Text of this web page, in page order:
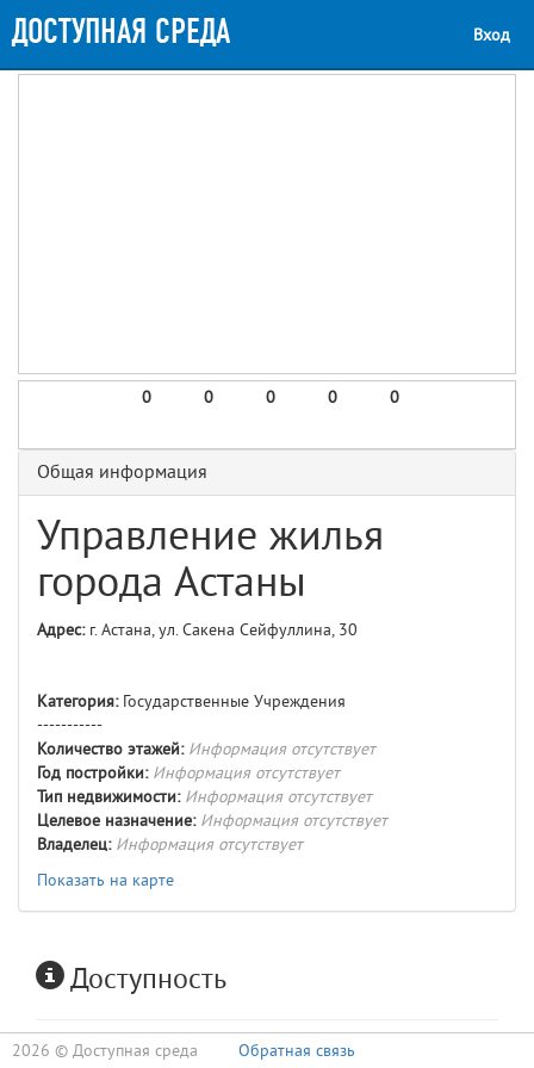
ДОСТУПНАЯ СРЕДА Вход
0 0 0 0 0
Общая информация
Управление жилья
города Астаны
Адрес:г. Астана, ул. Сакена Сейфуллина, 30
Категория:Государственные Учреждения
-----------
Количество этажей: Информация отсутствует
Год постройки: Информация отсутствует
Тип недвижимости: Информация отсутствует
Целевое назначение: Информация отсутствует
Владелец: Информация отсутствует
Показать на карте
Доступность
2026 © Доступная среда Обратная связь